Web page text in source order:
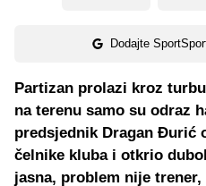
Dodajte
Partizan prolazi kroz
na terenu samo su odraz
predsjednik Dragan Đurić
čelnike kluba i otkrio
jasna, problem nije